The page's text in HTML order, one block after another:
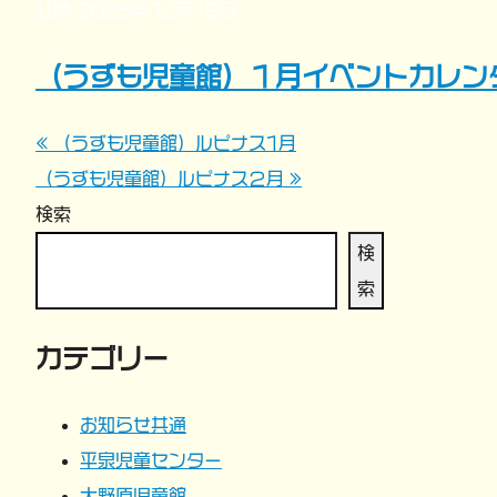
（うずも児童館）１月イベントカレン
投
稿
ビ
ゲ
« （うずも児童館）ルピナス1月
（うずも児童館）ルピナス２月 »
検索
検
索
カテゴリー
お知らせ共通
平泉児童センター